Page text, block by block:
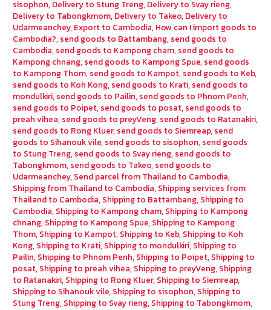
sisophon, Delivery to Stung Treng, Delivery to Svay rieng,
Delivery to Tabongkmom, Delivery to Takeo, Delivery to
Udarmeanchey, Export to Cambodia, How can I import goods to
Cambodia?, send goods to Battambang, send goods to
Cambodia, send goods to Kampong cham, send goods to
Kampong chnang, send goods to Kampong Spue, send goods
to Kampong Thom, send goods to Kampot, send goods to Keb,
send goods to Koh Kong, send goods to Krati, send goods to
mondulkiri, send goods to Pailin, send goods to Phnom Penh,
send goods to Poipet, send goods to posat, send goods to
preah vihea, send goods to preyVeng, send goods to Ratanakiri,
send goods to Rong Kluer, send goods to Siemreap, send
goods to Sihanouk vile, send goods to sisophon, send goods
to Stung Treng, send goods to Svay rieng, send goods to
Tabongkmom, send goods to Takeo, send goods to
Udarmeanchey, Send parcel from Thailand to Cambodia,
Shipping from Thailand to Cambodia, Shipping services from
Thailand to Cambodia, Shipping to Battambang, Shipping to
Cambodia, Shipping to Kampong cham, Shipping to Kampong
chnang, Shipping to Kampong Spue, Shipping to Kampong
Thom, Shipping to Kampot, Shipping to Keb, Shipping to Koh
Kong, Shipping to Krati, Shipping to mondulkiri, Shipping to
Pailin, Shipping to Phnom Penh, Shipping to Poipet, Shipping to
posat, Shipping to preah vihea, Shipping to preyVeng, Shipping
to Ratanakiri, Shipping to Rong Kluer, Shipping to Siemreap,
Shipping to Sihanouk vile, Shipping to sisophon, Shipping to
Stung Treng, Shipping to Svay rieng, Shipping to Tabongkmom,